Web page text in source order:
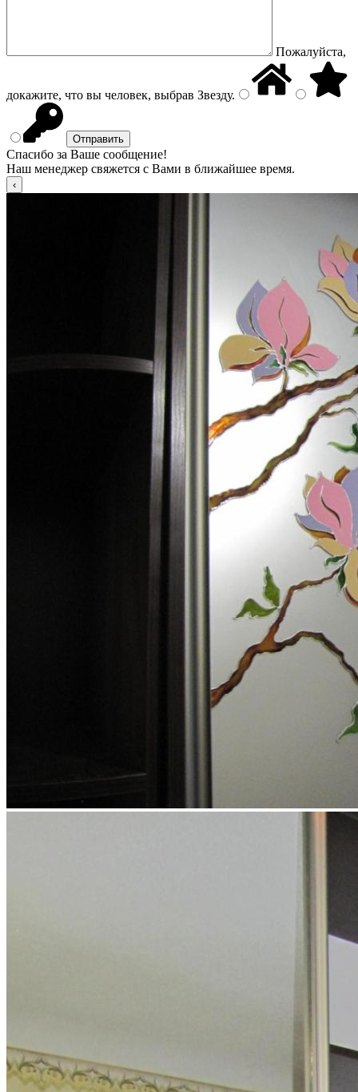
Пожалуйста,
докажите, что вы человек, выбрав Звезду.
Спасибо за Ваше сообщение!
Наш менеджер свяжется с Вами в ближайшее время.